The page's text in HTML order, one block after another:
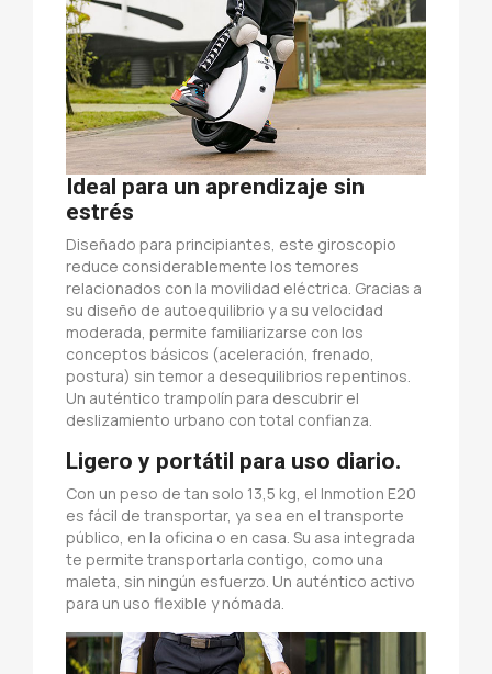
Ideal para un aprendizaje sin
estrés
Diseñado para principiantes, este giroscopio
reduce considerablemente los temores
relacionados con la movilidad eléctrica. Gracias a
su diseño de autoequilibrio y a su velocidad
moderada, permite familiarizarse con los
conceptos básicos (aceleración, frenado,
postura) sin temor a desequilibrios repentinos.
Un auténtico trampolín para descubrir el
deslizamiento urbano con total confianza.
Ligero y portátil para uso diario.
Con un peso de tan solo 13,5 kg, el Inmotion E20
es fácil de transportar, ya sea en el transporte
público, en la oficina o en casa. Su asa integrada
te permite transportarla contigo, como una
maleta, sin ningún esfuerzo. Un auténtico activo
para un uso flexible y nómada.